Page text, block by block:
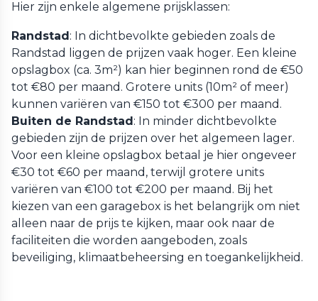
Hier zijn enkele algemene prijsklassen:
Randstad: In dichtbevolkte gebieden zoals de
Randstad liggen de prijzen vaak hoger. Een kleine
opslagbox (ca. 3m²) kan hier beginnen rond de €50
tot €80 per maand. Grotere units (10m² of meer)
kunnen variëren van €150 tot €300 per maand.
Buiten de Randstad: In minder dichtbevolkte
gebieden zijn de prijzen over het algemeen lager.
Voor een kleine opslagbox betaal je hier ongeveer
€30 tot €60 per maand, terwijl grotere units
variëren van €100 tot €200 per maand. Bij het
kiezen van een garagebox is het belangrijk om niet
alleen naar de prijs te kijken, maar ook naar de
faciliteiten die worden aangeboden, zoals
beveiliging, klimaatbeheersing en toegankelijkheid.